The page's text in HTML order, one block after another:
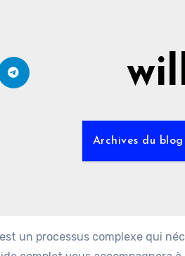
Archives du blog
un processus complexe qui